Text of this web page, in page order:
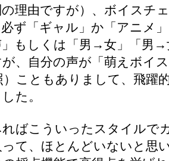
理由ですが）、ボイスチ
ず「ギャル」か「アニメ
」もしくは「男→女」「男→
、自分の声が「萌えボイ
）こともありまして、飛躍
た。
ばこういったスタイルで
て、ほとんどいないと思